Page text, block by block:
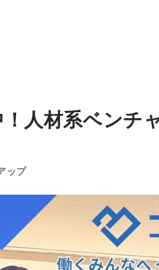
人材系ベンチ
ップ